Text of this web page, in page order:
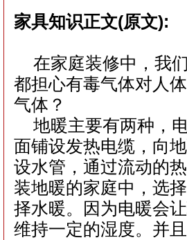
家具知识正文(原文):
在家庭装修中，我
都担心有毒气体对人
气体？
地暖主要有两种，
面铺设发热电缆，向
设水管，通过流动的
装地暖的家庭中，选
择水暖。因为电暖会
维持一定的湿度。并